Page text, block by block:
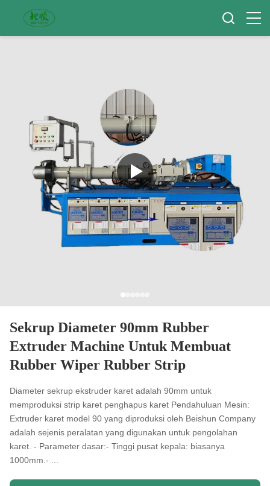
Sekrup Diameter 90mm Rubber
Extruder Machine Untuk Membuat
Rubber Wiper Rubber Strip
Diameter sekrup ekstruder karet adalah 90mm untuk
memproduksi strip karet penghapus karet Pendahuluan Mesin:
Extruder karet model 90 yang diproduksi oleh Beishun Company
adalah sejenis peralatan yang digunakan untuk pengolahan
karet. - Parameter dasar:- Tinggi pusat kepala: biasanya
1000mm.- ...